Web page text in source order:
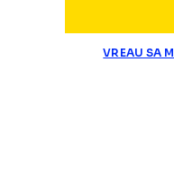
VREAU SA